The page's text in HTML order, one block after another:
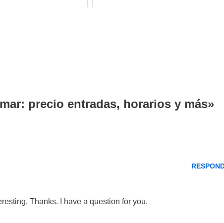
precio entradas, horarios y más»
Thanks. I have a question for you.